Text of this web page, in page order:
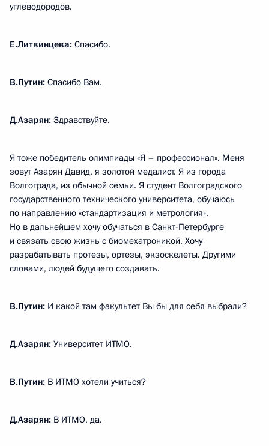
углеводородов.
Е.Литвинцева: Спасибо.
В.Путин: Спасибо Вам.
Д.Азарян: Здравствуйте.
Я тоже победитель олимпиады «Я – профессионал». Меня
зовут Азарян Давид, я золотой медалист. Я из города
Волгограда, из обычной семьи. Я студент Волгоградского
государственного технического университета, обучаюсь
по направлению «стандартизация и метрология».
Но в дальнейшем хочу обучаться в Санкт-Петербурге
и связать свою жизнь с биомехатроникой. Хочу
разрабатывать протезы, ортезы, экзоскелеты. Другими
словами, людей будущего создавать.
В.Путин: И какой там факультет Вы бы для себя выбрали?
Д.Азарян: Университет ИТМО.
В.Путин: В ИТМО хотели учиться?
Д.Азарян: В ИТМО, да.